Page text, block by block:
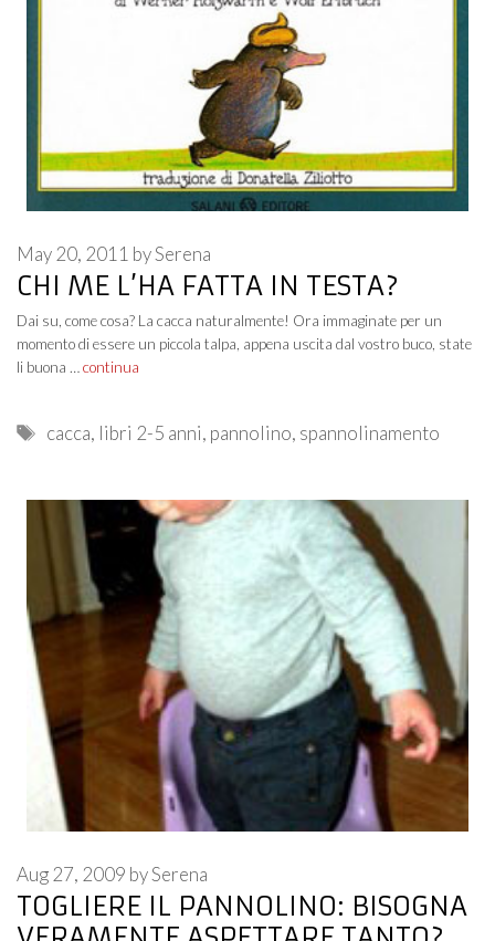
CHI ME L’HA FATTA IN TESTA?
May 20, 2011 bySerena
Dai su, come cosa? La cacca naturalmente! Ora immaginate per un
momento di essere un piccola talpa, appena uscita dal vostro buco, state
li buona … continua
Tags
cacca, libri 2-5 anni, pannolino, spannolinamento
TOGLIERE IL PANNOLINO: BISOGNA
Aug 27, 2009 bySerena